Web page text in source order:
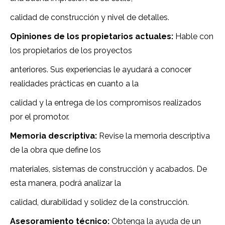
calidad de construcción y nivel de detalles.
Opiniones de los propietarios actuales: Hable con
los propietarios de los proyectos
anteriores. Sus experiencias le ayudará a conocer
realidades prácticas en cuanto a la
calidad y la entrega de los compromisos realizados
por el promotor.
Memoria descriptiva: Revise la memoria descriptiva
de la obra que define los
materiales, sistemas de construcción y acabados. De
esta manera, podrá analizar la
calidad, durabilidad y solidez de la construcción.
Asesoramiento técnico: Obtenga la ayuda de un